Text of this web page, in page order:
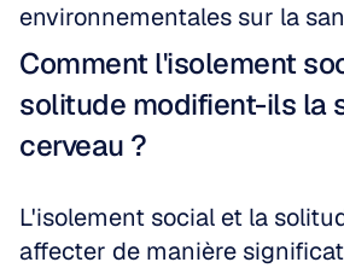
environnementales sur la
Comment l'isolement
solitude modifient-ils la
cerveau ?
L'isolement social et la
affecter de manière